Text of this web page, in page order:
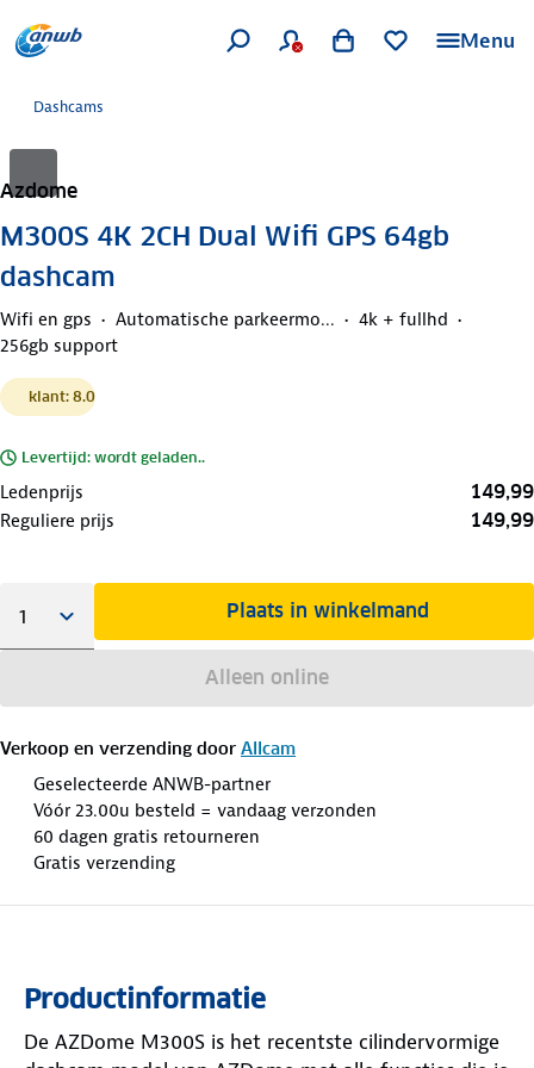
Menu
Dashcams
Azdome
M300S 4K 2CH Dual Wifi GPS 64gb
dashcam
Wifi en gps Automatische parkeermo...
4k + fullhd
256gb support
klant: 8.0
Levertijd: wordt geladen..
Ledenprijs 149,99
Reguliere prijs 149,99
Plaats in winkelmand
Alleen online
Verkoop en verzending door Allcam
Geselecteerde ANWB-partner
Vóór 23.00u besteld = vandaag verzonden
60 dagen gratis retourneren
Gratis verzending
Productinformatie
De AZDome M300S is het recentste cilindervormige